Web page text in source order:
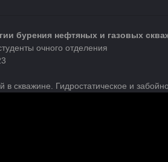
бурения нефтяных и газовых
очного отделения
скважине. Гидростатическое и